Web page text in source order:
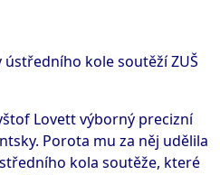
ústředního kole soutěží ZUŠ
Lovett výborný precizní
Porota mu za něj udělila
kola soutěže, které